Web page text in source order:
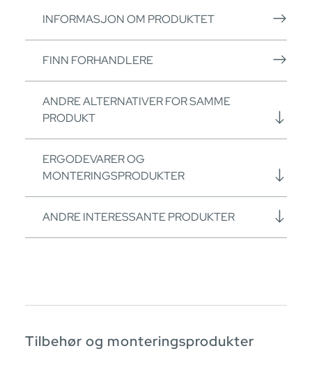
INFORMASJON OM PRODUKTET
FINN FORHANDLERE
ANDRE ALTERNATIVER FOR SAMME
PRODUKT
ERGODEVARER OG
MONTERINGSPRODUKTER
ANDRE INTERESSANTE PRODUKTER
Tilbehør og monteringsprodukter